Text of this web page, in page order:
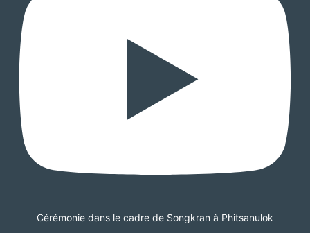
Cérémonie dans le cadre de Songkran à Phitsanulok